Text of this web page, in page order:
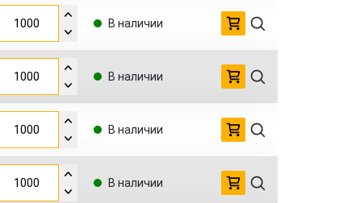
В наличии
В наличии
В наличии
В наличии